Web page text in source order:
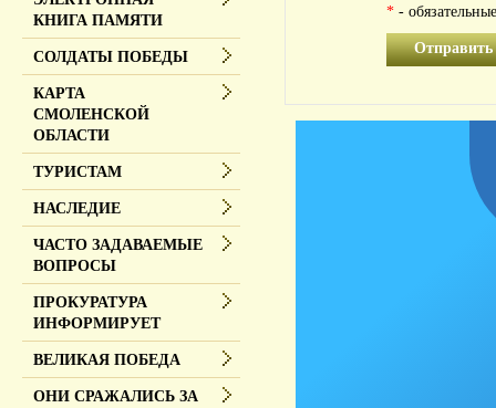
* -
Отправить
КНИГА ПАМЯТИ
СОЛДАТЫ ПОБЕДЫ
КАРТА
СМОЛЕНСКОЙ
ОБЛАСТИ
ТУРИСТАМ
НАСЛЕДИЕ
ЧАСТО ЗАДАВАЕМЫЕ
ВОПРОСЫ
ПРОКУРАТУРА
ИНФОРМИРУЕТ
ВЕЛИКАЯ ПОБЕДА
ОНИ СРАЖАЛИСЬ ЗА